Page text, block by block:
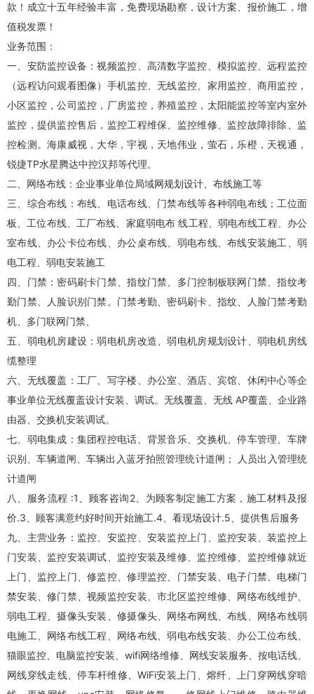
款！成立十五年经验丰富，免费现场勘察，设计方案、报价施工，增
值税发票！
业务范围：
一、安防监控设备：视频监控、高清数字监控、模拟监控、远程监控
（远程访问观看图像）手机监控、无线监控、家用监控、商用监控，
小区监控，公司监控，厂房监控，养殖监控，太阳能监控等室内室外
监控，提供监控售后，监控工程维保、 监控维修、监控故障排除、监
控检测。海康威视，大华，宇视，天地伟业，萤石，乐橙，天视通，
锐捷TP水星腾达中控汉邦等代理。
二、网络布线：企业事业单位局域网规划设计、布线施工等
三、综合布线：布线、电话布线、门禁布线等各种弱电布线；工位面
板、工位布线、工厂布线、家庭弱电布 线工程、弱电布线工程、办公
室布线、办公卡位布线、办公桌布线、弱电布线、布线安装施工、弱
电工程、弱电安装施工
四、门禁：密码刷卡门禁、指纹门禁、多门控制板联网门禁、指纹考
勤门禁、人脸识别门禁。门禁考勤、密码刷卡、指纹、人脸门禁考勤
机、多门联网门禁、
五、弱电机房建设：弱电机房改造、弱电机房规划设计、弱电机房线
缆整理
六、无线覆盖：工厂、写字楼、办公室、酒店、宾馆、休闲中心等企
事业单位无线覆盖设计安装、调试。无线覆盖、无线 AP覆盖、企业路
由器、交换机安装调试。
七、弱电集成：集团程控电话、背景音乐、交换机、停车管理、车牌
识别、车辆道闸、车辆出入蓝牙拍照管理统计道闸； 人员出入管理统
计道闸
八、服务流程 :1、顾客咨询2、为顾客制定施工方案，施工材料及报
价.3、顾客满意约好时间开始施工.4、看现场设计.5、提供售后服务
九、主营业务：监控、安监控、安装监控上门、监控安装、装监控上
门安装、监控安装调试、监控安装及维修、 监控维修 监控维修就近
上门、监控上门、修监控、修理监控、门禁安装、电子门禁、电梯门
禁安装、修门禁、视频监控安装、市北区监控维修 、网络布线维护、
弱电工程、摄像头安装、修摄像头、网络布网线、布线、网络布线弱
电施工、网络布线工程、网络布线、弱电布线安装、办公工位布线、
猫眼监控、电脑监控安装、wifi网络维修、网线安装服务、按电话线、
网线穿线走线、停车杆维修、WiFi安装上门、熔纤、上门穿网线穿暗